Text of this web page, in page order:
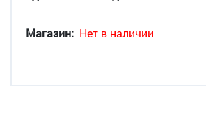
Магазин: Нет в наличии